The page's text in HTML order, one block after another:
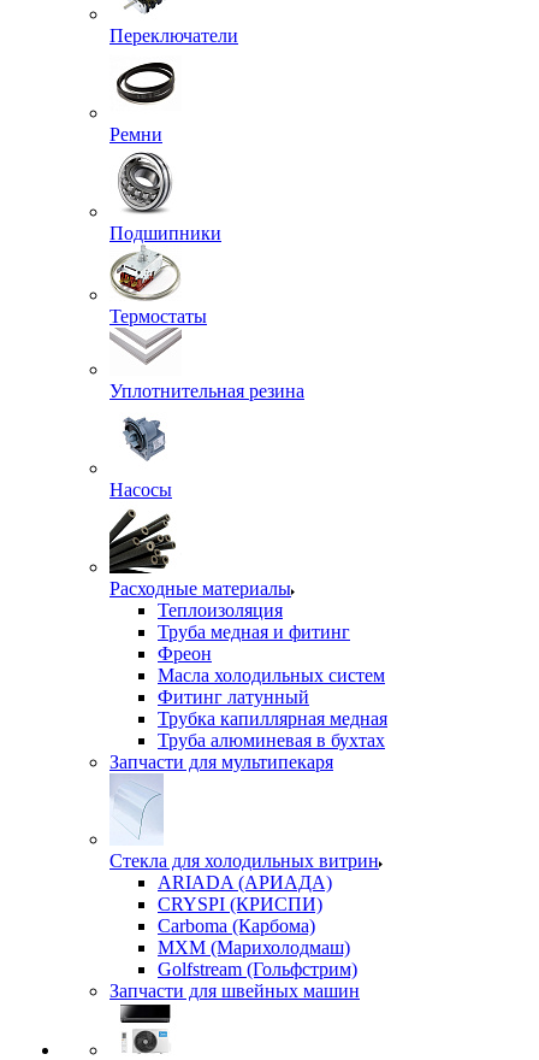
Переключатели
Ремни
Подшипники
Термостаты
Уплотнительная резина
Насосы
Расходные материалы
Теплоизоляция
Труба медная и фитинг
Фреон
Масла холодильных систем
Фитинг латунный
Трубка капиллярная медная
Труба алюминевая в бухтах
Запчасти для мультипекаря
Стекла для холодильных витрин
ARIADA (АРИАДА)
CRYSPI (КРИСПИ)
Carboma (Карбома)
MXM (Марихолодмаш)
Golfstream (Гольфстрим)
Запчасти для швейных машин